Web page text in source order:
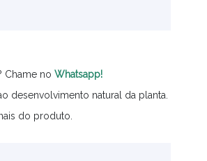
Chame no Whatsapp!
desenvolvimento natural da planta.
do produto.